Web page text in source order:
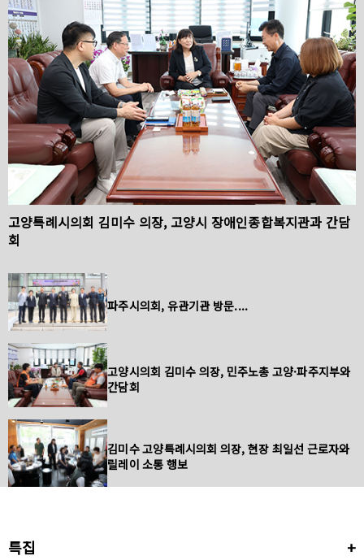
고양특례시의회 김미수 의장, 고양시 장애인종합복지관과 간담
회
파주시의회, 유관기관 방문....
고양시의회 김미수 의장, 민주노총 고양·파주지부와
간담회
김미수 고양특례시의회 의장, 현장 최일선 근로자와
릴레이 소통 행보
특집 +